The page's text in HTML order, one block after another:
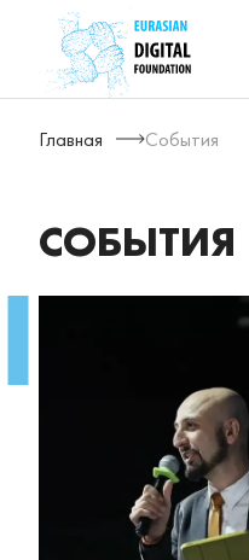
Главная События
СОБЫТИЯ